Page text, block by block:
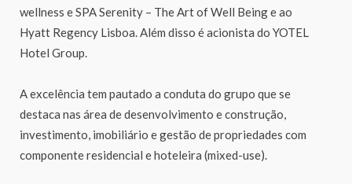
wellness e SPA Serenity – The Art of Well Being e ao
Hyatt Regency Lisboa. Além disso é acionista do YOTEL
Hotel Group.
A excelência tem pautado a conduta do grupo que se
destaca nas área de desenvolvimento e construção,
investimento, imobiliário e gestão de propriedades com
componente residencial e hoteleira (mixed-use).